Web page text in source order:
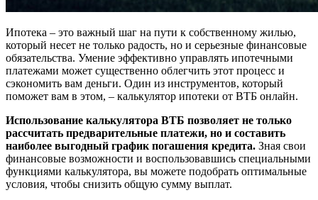
Ипотека – это важный шаг на пути к собственному жилью,
который несет не только радость, но и серьезные финансовые
обязательства. Умение эффективно управлять ипотечными
платежами может существенно облегчить этот процесс и
сэкономить вам деньги. Один из инструментов, который
поможет вам в этом, – калькулятор ипотеки от ВТБ онлайн.
Использование калькулятора ВТБ позволяет не только
рассчитать предварительные платежи, но и составить
наиболее выгодный график погашения кредита. Зная свои
финансовые возможности и воспользовавшись специальными
функциями калькулятора, вы можете подобрать оптимальные
условия, чтобы снизить общую сумму выплат.